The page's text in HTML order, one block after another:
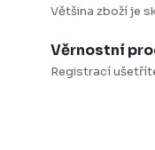
Většina zboží je
Věrnostní
Registrací